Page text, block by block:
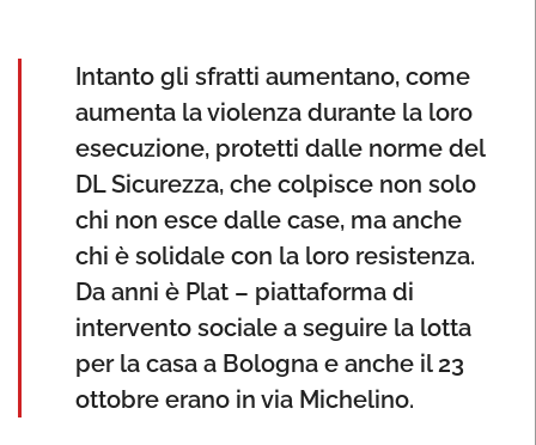
Intanto gli sfratti aumentano, come
aumenta la violenza durante la loro
esecuzione, protetti dalle norme del
DL Sicurezza, che colpisce non solo
chi non esce dalle case, ma anche
chi è solidale con la loro resistenza.
Da anni è Plat – piattaforma di
intervento sociale a seguire la lotta
per la casa a Bologna e anche il 23
ottobre erano in via Michelino.